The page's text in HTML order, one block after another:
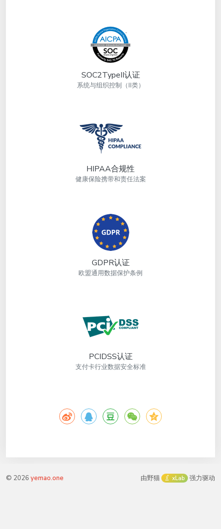
SOC2TypeII认证
系统与组织控制（Ⅱ类）
HIPAA合规性
健康保险携带和责任法案
GDPR认证
欧盟通用数据保护条例
PCIDSS认证
支付卡行业数据安全标准
由野猫 xLab 强力驱动
© 2026 yemao.one